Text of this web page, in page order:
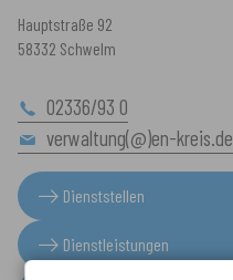
Hauptstraße 92
58332 Schwelm
02336/93 0
verwaltung(@)en-kreis.de
Dienststellen
Dienstleistungen